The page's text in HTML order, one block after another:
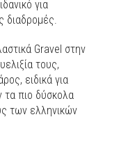
για
διαδρομές.
Gravel στην
τους,
ειδικά για
τα πιο δύσκολα
των ελληνικών